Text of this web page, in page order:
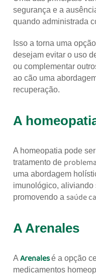
segurança e a
quando administrada
Isso a torna uma
desejam evitar o uso
ou complementar
ao cão uma
recuperação.
A
A homeopatia pode
tratamento de
uma abordagem
imunológico,
promovendo a saúde
A Arenales
AArenalesé a opção
medicamentos